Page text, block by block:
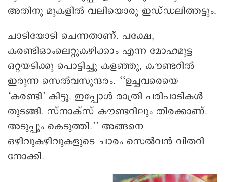
അതിനു മുകളിൽ വലിയൊരു ഇഡ്ഡലിത്തട്ടും.
ചാടിയോടി ചെന്നതാണ്. പക്ഷേ,
കരണ്ടിഒാംലെറ്റുകഴിക്കാം എന്ന മോഹമുട്ട
ഒറ്റയടിക്കു പൊട്ടിച്ചു കളഞ്ഞു, കൗണ്ടറിൽ
ഇരുന്ന സെൽവസുന്ദരം. ‘‘ഉച്ചവരെയെ
‘കരണ്ടി’ കിട്ടൂ. ഇപ്പോൾ രാത്രി പരിപാടികൾ
തുടങ്ങി. സ്നാക്സ് കൗണ്ടറിലും തിരക്കാണ്.
അടുപ്പും കെടുത്തി.’’ അങ്ങനെ
ഒഴിവുകഴിവുകളുടെ ചാരം സെൽവൻ വിതറി
നോക്കി.